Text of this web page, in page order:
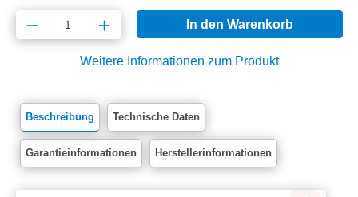
Produkt Anzahl: Gib den gewünschten
In den Warenkorb
Weitere Informationen zum Produkt
Beschreibung Technische Daten
Garantieinformationen Herstellerinformationen